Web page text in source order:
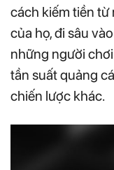
cách kiếm tiền
của họ, đi sâu
những người
tần suất quảng
chiến lược khác.